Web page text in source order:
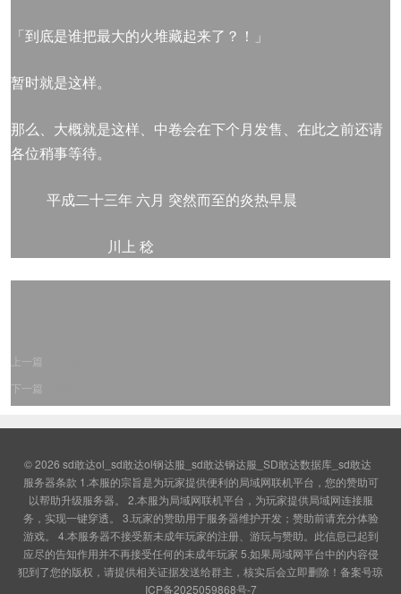
「到底是谁把最大的火堆藏起来了？！」
暂时就是这样。
那么、大概就是这样、中卷会在下个月发售、在此之前还请
各位稍事等待。
平成二十三年 六月 突然而至的炎热早晨
川上 稔
上一篇
下一篇
© 2026 sd敢达ol_sd敢达ol钢达服_sd敢达钢达服_SD敢达数据库_sd敢达
服务器条款 1.本服的宗旨是为玩家提供便利的局域网联机平台，您的赞助可
以帮助升级服务器。 2.本服为局域网联机平台，为玩家提供局域网连接服
务，实现一键穿透。 3.玩家的赞助用于服务器维护开发；赞助前请充分体验
游戏。 4.本服务器不接受新未成年玩家的注册、游玩与赞助。此信息已起到
应尽的告知作用并不再接受任何的未成年玩家 5.如果局域网平台中的内容侵
犯到了您的版权，请提供相关证据发送给群主，核实后会立即删除！ 备案号琼
ICP备2025059868号-7